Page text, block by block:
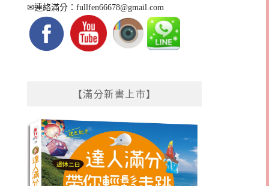
✉連絡滿分：fullfen66678@gmail.com
【滿分新書上市】